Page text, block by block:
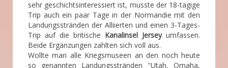
sehr geschichtsinteressiert ist, musste der 18-tägige
Trip auch ein paar Tage in der Normandie mit den
Landungsstränden der Alliierten und einen 3-Tages-
Trip auf die britische Kanalinsel Jerseyumfassen.
Beide Ergänzungen zahlten sich voll aus.
Wollte man alle Kriegsmuseen an den noch heute
so genannten Landungsstränden "Utah, Omaha,